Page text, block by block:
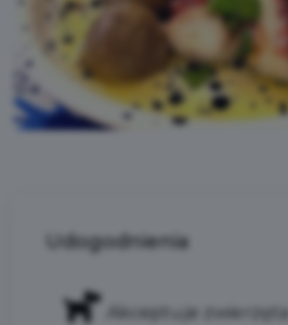
Udogodnienia
Akceptuje zwierzęta